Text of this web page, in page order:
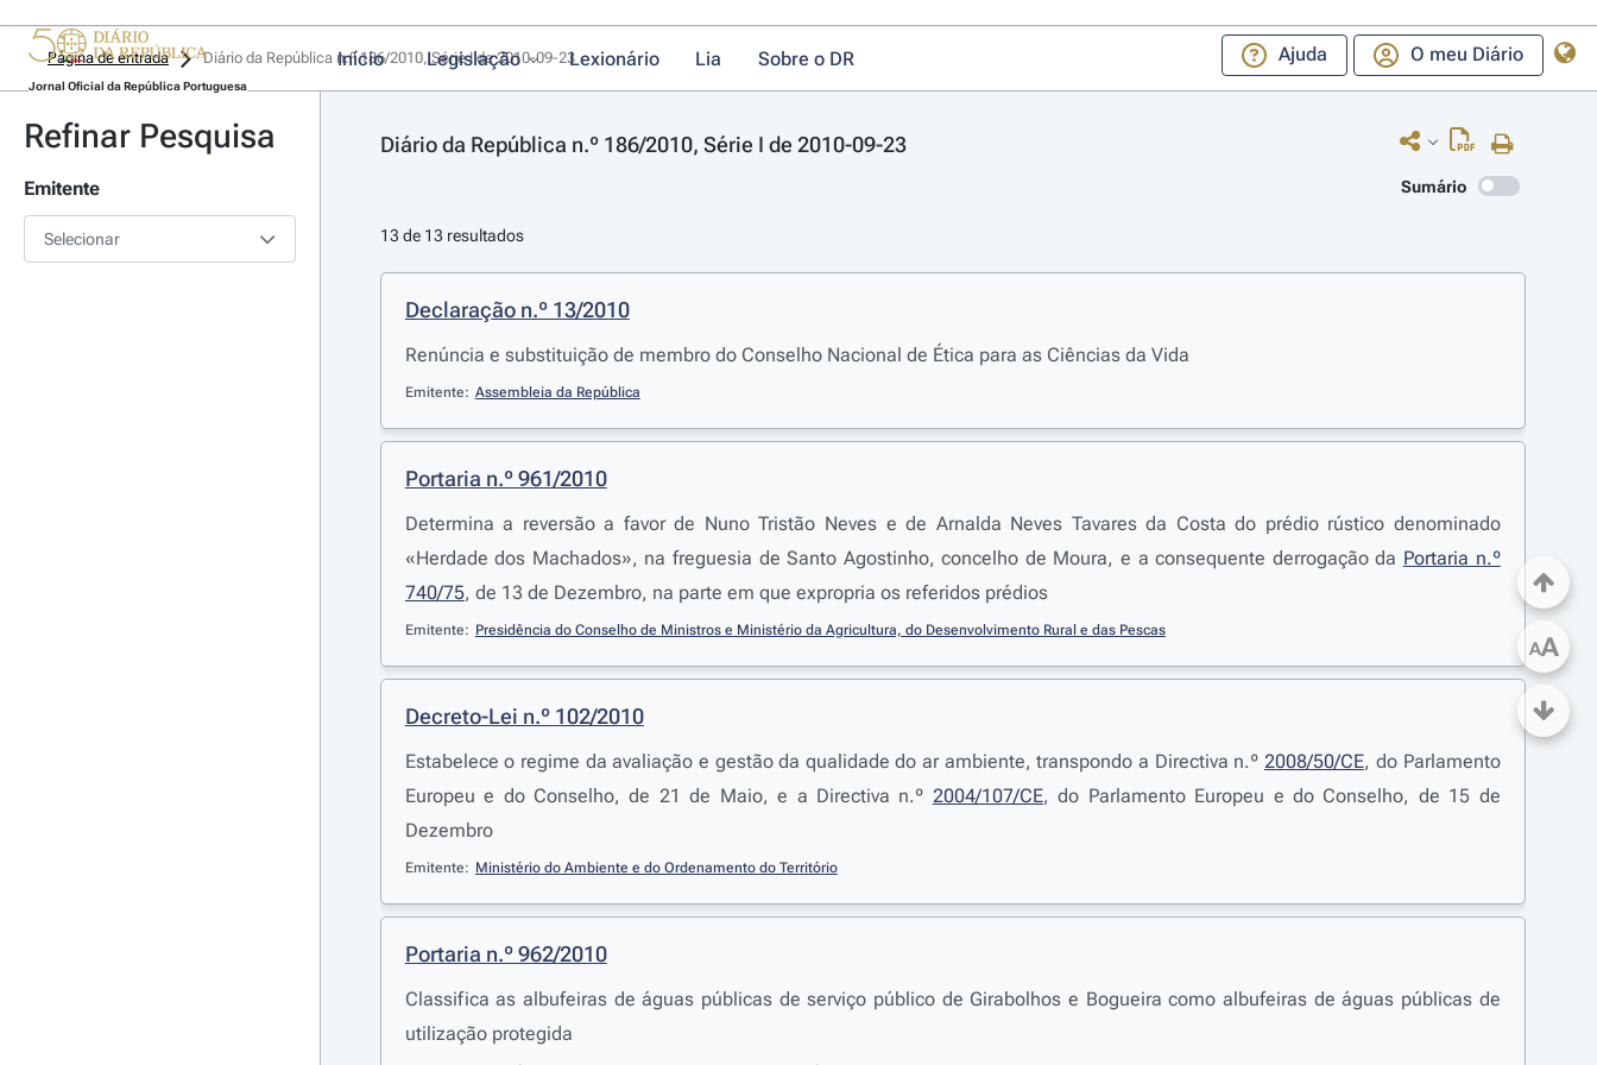
Jornal Oficial da República Portuguesa
Início Legislação Lexionário Lia Sobre o DR Ajuda O meu Diário
Página de entrada Diário da República n.º 186/2010, Série I de 2010-09-23
Refinar Pesquisa
Emitente
Selecionar
Diário da República n.º 186/2010, Série I de 2010-09-23
Sumário
13 de 13 resultados
Declaração n.º 13/2010
Renúncia e substituição de membro do Conselho Nacional de Ética para as Ciências da Vida
Emitente: Assembleia da República
Portaria n.º 961/2010
Determina a reversão a favor de Nuno Tristão Neves e de Arnalda Neves Tavares da Costa do prédio rústico denominado
«Herdade dos Machados», na freguesia de Santo Agostinho, concelho de Moura, e a consequente derrogação da Portaria n.º
740/75, de 13 de Dezembro, na parte em que expropria os referidos prédios
Emitente: Presidência do Conselho de Ministros e Ministério da Agricultura, do Desenvolvimento Rural e das Pescas
Decreto-Lei n.º 102/2010
Estabelece o regime da avaliação e gestão da qualidade do ar ambiente, transpondo a Directiva n.º 2008/50/CE, do Parlamento
Europeu e do Conselho, de 21 de Maio, e a Directiva n.º 2004/107/CE, do Parlamento Europeu e do Conselho, de 15 de
Dezembro
Emitente: Ministério do Ambiente e do Ordenamento do Território
Portaria n.º 962/2010
Classifica as albufeiras de águas públicas de serviço público de Girabolhos e Bogueira como albufeiras de águas públicas de
utilização protegida
AA